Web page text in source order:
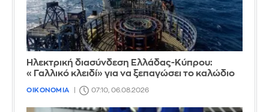
Ηλεκτρική διασύνδεση Ελλάδας-Κύπρου:
«Γαλλικό κλειδί» για να ξεπαγώσει το καλώδιο
ΟΙΚΟΝΟΜΙΑ 07:10, 06.08.2026